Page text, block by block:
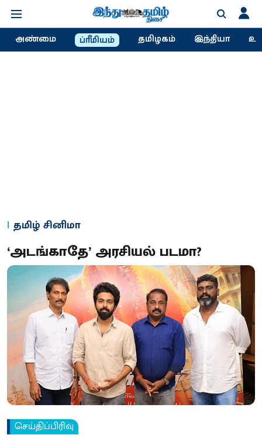
அண்மை ப்ரீமியம் தமிழகம் இந்தியா
தமிழ் சினிமா
‘அடங்காதே’ அரசியல் படமா?
செய்திப்பிரிவு